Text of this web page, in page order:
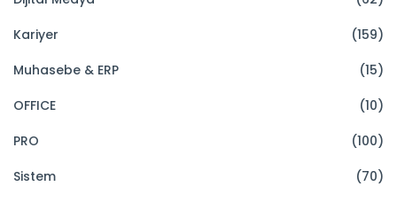
Kariyer
(159)
Muhasebe & ERP
(15)
OFFICE
(10)
PRO
(100)
Sistem
(70)